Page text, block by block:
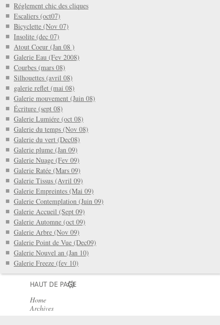
Réglement chic des cliques
Escaliers (oct07)
Bicyclette (Nov 07)
Insolite (dec 07)
Atout Coeur (Jan 08 )
Galerie Eau (Fev 2008)
Courbes (mars 08)
Silhouettes (avril 08)
galerie reflet (mai 08)
Galerie mouvement (Juin 08)
Écriture (sept 08)
Galerie Lumiére (oct 08)
Galerie du temps (Nov 08)
Galerie du vert (Dec08)
Galerie plume (Jan 09)
Galerie Nuage (Fev 09)
Galerie Ratée (Mars 09)
Galerie Tissus (Avril 09)
Galerie Empreintes (Mai 09)
Galerie Contemplation (Juin 09)
Galerie Accueil (Sept 09)
Galerie Automne (oct 09)
Galerie Arbre (Nov 09)
Galerie Point de Vue (Dec09)
Galerie Nouvel an (Jan 10)
Galerie Freeze (fev 10)
HAUT DE PAGE
Home
Archives